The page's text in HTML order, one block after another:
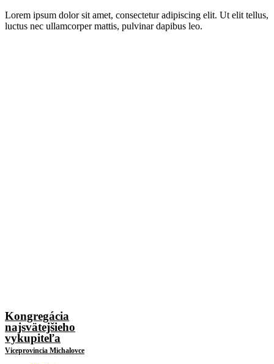
Lorem ipsum dolor sit amet, consectetur adipiscing elit. Ut elit tellus,
luctus nec ullamcorper mattis, pulvinar dapibus leo.
Kongregácia
najsvätejšieho
vykupiteľa
Viceprovincia Michalovce